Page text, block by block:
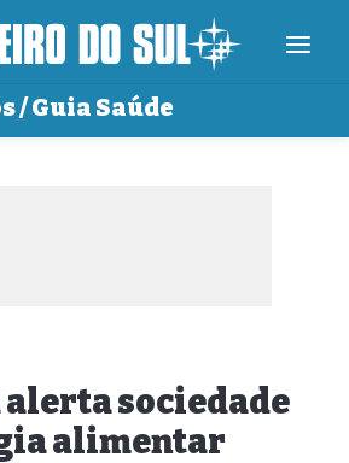
/ Guia Saúde
alerta sociedade
alimentar